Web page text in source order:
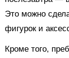
Это можно
фигурок и
Кроме того,